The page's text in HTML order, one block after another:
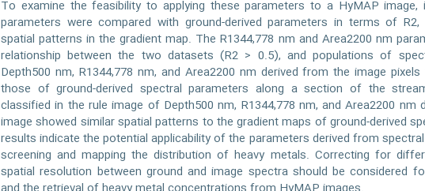
To examine the feasibility to applying these parameters to a HyMAP image,
parameters were compared with ground-derived parameters in terms of R2,
spatial patterns in the gradient map. The R1344,778 nm and Area2200 nm
relationship between the two datasets (R2 > 0.5), and populations of
Depth500 nm, R1344,778 nm, and Area2200 nm derived from the image
those of ground-derived spectral parameters along a section of the
classified in the rule image of Depth500 nm, R1344,778 nm, and Area2200 nm
image showed similar spatial patterns to the gradient maps of ground-derived
results indicate the potential applicability of the parameters derived from
screening and mapping the distribution of heavy metals. Correcting for
spatial resolution between ground and image spectra should be considered